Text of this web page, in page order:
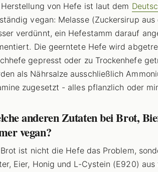
Herstellung von Hefe ist laut dem
vegan: Melasse (Zuckersirup
verdünnt, ein Hefestamm darauf
Die geerntete Hefe wird
gepresst oder zu Trockenhefe
als Nährsalze ausschließlich
zugesetzt - alles pflanzlich oder
anderen Zutaten bei Brot,
vegan?
ist nicht die Hefe das Problem,
Eier, Honig und L-Cystein (E920)